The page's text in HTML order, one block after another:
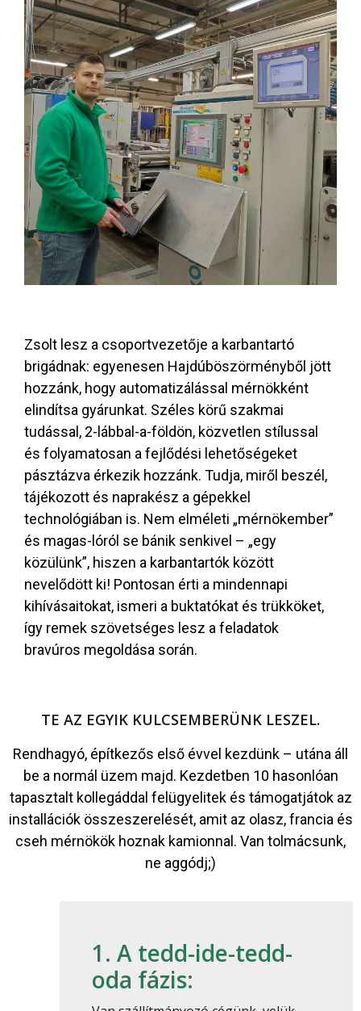
Zsolt lesz a csoportvezetője a karbantartó
brigádnak: egyenesen Hajdúböszörményből jött
hozzánk, hogy automatizálással mérnökként
elindítsa gyárunkat. Széles körű szakmai
tudással, 2-lábbal-a-földön, közvetlen stílussal
és folyamatosan a fejlődési lehetőségeket
pásztázva érkezik hozzánk. Tudja, miről beszél,
tájékozott és naprakész a gépekkel
technológiában is. Nem elméleti „mérnökember”
és magas-lóról se bánik senkivel – „egy
közülünk”, hiszen a karbantartók között
nevelődött ki! Pontosan érti a mindennapi
kihívásaitokat, ismeri a buktatókat és trükköket,
így remek szövetséges lesz a feladatok
bravúros megoldása során.
TE AZ EGYIK KULCSEMBERÜNK LESZEL.
Rendhagyó, építkezős első évvel kezdünk – utána áll
be a normál üzem majd. Kezdetben 10 hasonlóan
tapasztalt kollegáddal felügyelitek és támogatjátok az
installációk összeszerelését, amit az olasz, francia és
cseh mérnökök hoznak kamionnal. Van tolmácsunk,
ne aggódj;)
1. A tedd-ide-tedd-
oda fázis: